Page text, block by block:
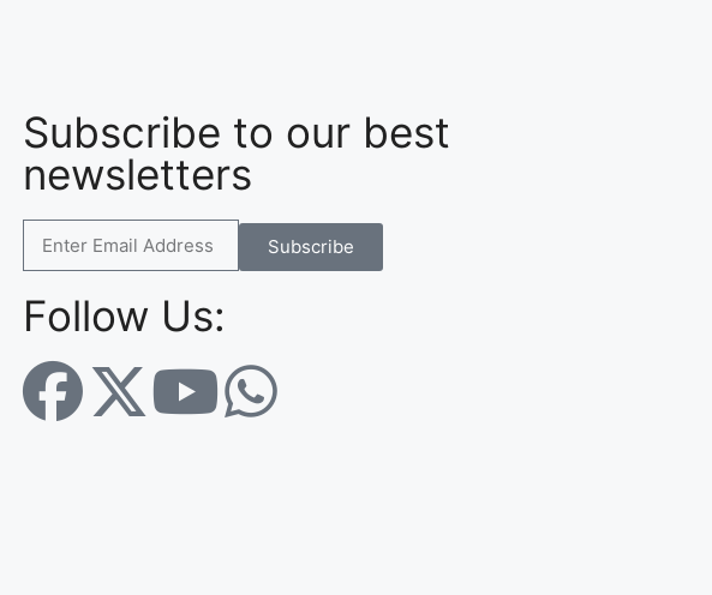
Subscribe to our best
newsletters
Subscribe
Follow Us: